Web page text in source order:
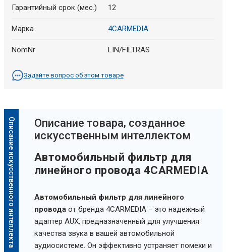
Гарантийный срок (мес.) 12
Марка 4CARMEDIA
NomNr LIN/FILTRAS
Задайте вопрос об этом товаре
Описание искусственного интеллекта
Oписание товара, созданное
искусственным интеллектом
Автомобильный фильтр для
линейного провода 4CARMEDIA
Автомобильный фильтр для линейного
проводаот бренда 4CARMEDIA – это надежный
адаптер AUX, предназначенный для улучшения
качества звука в вашей автомобильной
аудиосистеме. Он эффективно устраняет помехи и